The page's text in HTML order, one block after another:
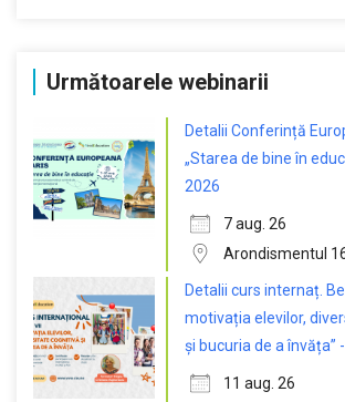
Următoarele webinarii
Detalii Conferință
„Starea de bine în
2026
7 aug. 26
Arondismentul
Detalii curs internaț.
motivația elevilor,
și bucuria de a învăța”
11 aug. 26